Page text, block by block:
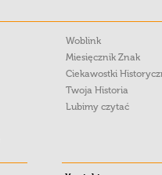
Woblink
Miesięcznik Znak
Ciekawostki
Twoja Historia
Lubimy czytać